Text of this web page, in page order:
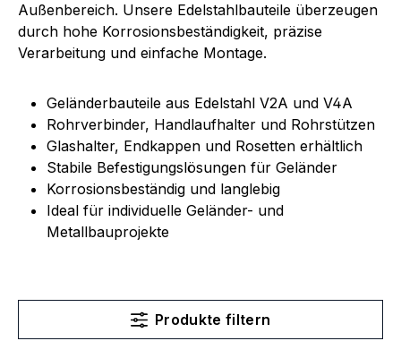
Außenbereich. Unsere Edelstahlbauteile überzeugen
durch hohe Korrosionsbeständigkeit, präzise
Verarbeitung und einfache Montage.
Geländerbauteile aus Edelstahl V2A und V4A
Rohrverbinder, Handlaufhalter und Rohrstützen
Glashalter, Endkappen und Rosetten erhältlich
Stabile Befestigungslösungen für Geländer
Korrosionsbeständig und langlebig
Ideal für individuelle Geländer- und
Metallbauprojekte
Produkte filtern